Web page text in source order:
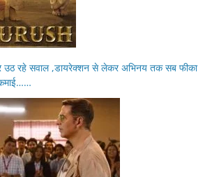
उठ रहे सवाल ,डायरेक्शन से लेकर अभिनय तक सब फीका
कमाई……